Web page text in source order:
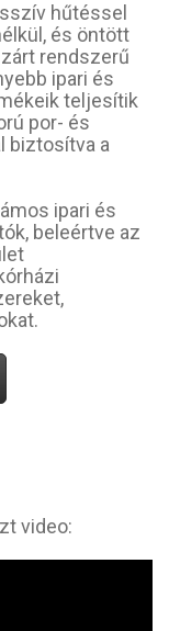
hűtéssel
és öntött
rendszerű
ipari és
teljesítik
por- és
biztosítva a
ipari és
beleértve az
video: